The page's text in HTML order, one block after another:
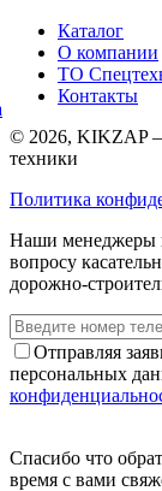
Каталог
О компании
ТО
Контакты
© 2026, KIKZAP —
техники
Политика
Наши менеджеры
вопросу
дорожно-
Отправляя
персональных
Спасибо что
время с вами